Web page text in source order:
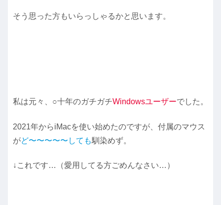
そう思った方もいらっしゃるかと思います。
私は元々、○十年のガチガチWindowsユーザーでした。
2021年からiMacを使い始めたのですが、付属のマウス
がど〜〜〜〜〜しても馴染めず。
↓これです…（愛用してる方ごめんなさい…）